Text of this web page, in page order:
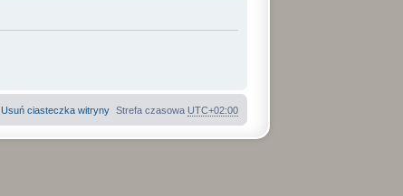
Strefa czasowa UTC+02:00
Usuń ciasteczka witryny